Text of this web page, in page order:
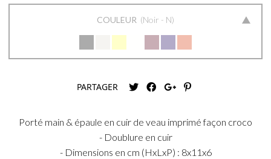
COULEUR Noir - N
PARTAGER
Porté main & épaule en cuir de veau imprimé façon croco
- Doublure en cuir
- Dimensions en cm (HxLxP) : 8x11x6